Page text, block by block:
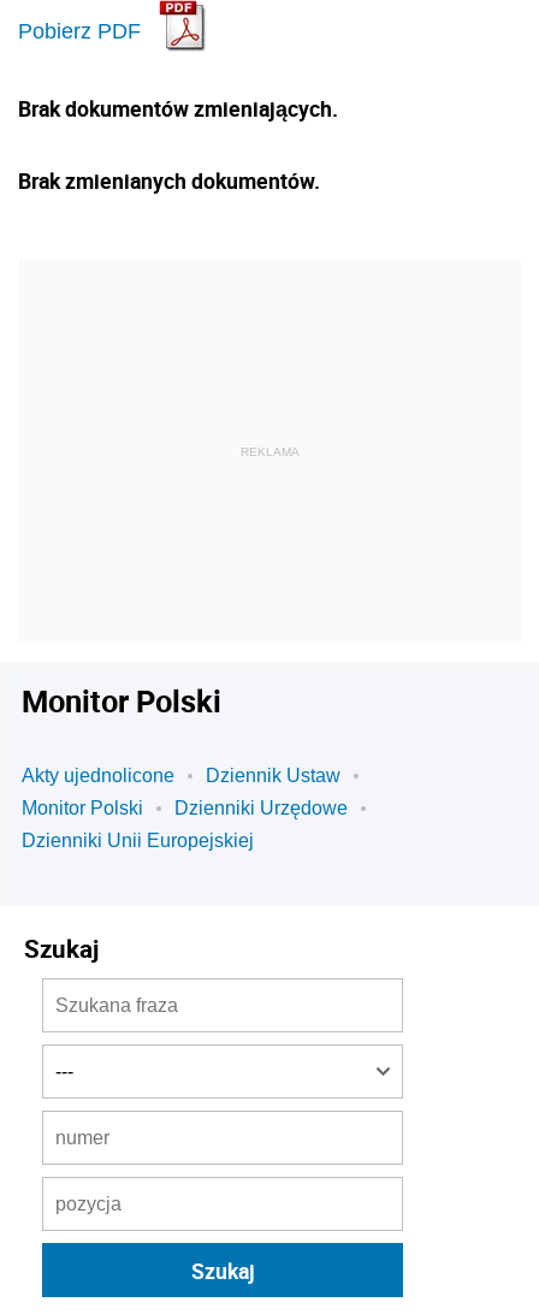
Pobierz PDF
Brak dokumentów zmieniających.
Brak zmienianych dokumentów.
Monitor Polski
Akty ujednolicone
Dziennik Ustaw
Monitor Polski
Dzienniki Urzędowe
Dzienniki Unii Europejskiej
Szukaj